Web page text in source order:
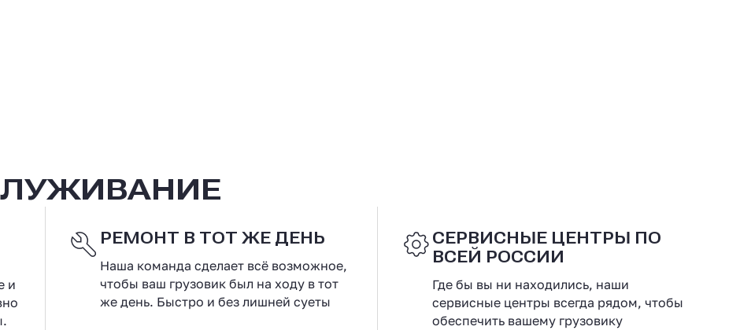
и
РЕМОНТ В ТОТ ЖЕ ДЕНЬ
Наша команда сделает всё возможное,
чтобы ваш грузовик был на ходу в тот
же день. Быстро и без лишней суеты
СЕРВИСНЫЕ ЦЕНТРЫ ПО
ВСЕЙ РОССИИ
Где бы вы ни находились, наши
сервисные центры всегда рядом, чтобы
обеспечить вашему грузовику